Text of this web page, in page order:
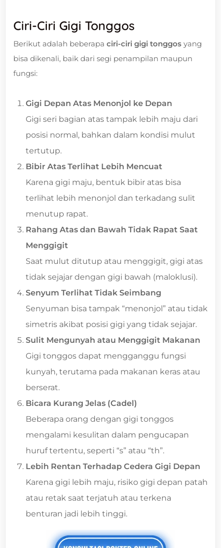
Ciri-Ciri Gigi Tonggos
Berikut adalah beberapa ciri-ciri gigi tonggos yang
bisa dikenali, baik dari segi penampilan maupun
fungsi:
Gigi Depan Atas Menonjol ke Depan
Gigi seri bagian atas tampak lebih maju dari
posisi normal, bahkan dalam kondisi mulut
tertutup.
Bibir Atas Terlihat Lebih Mencuat
Karena gigi maju, bentuk bibir atas bisa
terlihat lebih menonjol dan terkadang sulit
menutup rapat.
Rahang Atas dan Bawah Tidak Rapat Saat
Menggigit
Saat mulut ditutup atau menggigit, gigi atas
tidak sejajar dengan gigi bawah (maloklusi).
Senyum Terlihat Tidak Seimbang
Senyuman bisa tampak “menonjol” atau tidak
simetris akibat posisi gigi yang tidak sejajar.
Sulit Mengunyah atau Menggigit Makanan
Gigi tonggos dapat mengganggu fungsi
kunyah, terutama pada makanan keras atau
berserat.
Bicara Kurang Jelas (Cadel)
Beberapa orang dengan gigi tonggos
mengalami kesulitan dalam pengucapan
huruf tertentu, seperti “s” atau “th”.
Lebih Rentan Terhadap Cedera Gigi Depan
Karena gigi lebih maju, risiko gigi depan patah
atau retak saat terjatuh atau terkena
benturan jadi lebih tinggi.